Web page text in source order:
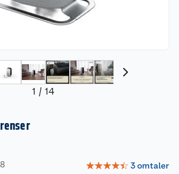
1 / 14
☆☆☆☆☆ 3omtaler